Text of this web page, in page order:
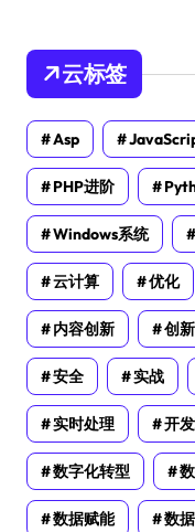
云标签
Asp
PHP进阶
Windows系统
云计算 优化
内容创新 创新
安全 实战
实时处理 开
数字化转型
数据赋能 数